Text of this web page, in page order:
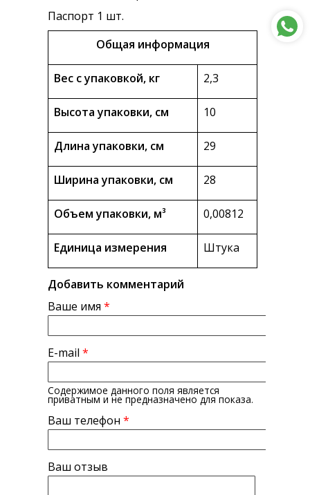
Паспорт 1 шт.
Общая информация
Вес с упаковкой, кг 2,3
Высота упаковки, см 10
Длина упаковки, см 29
Ширина упаковки, см 28
Объем упаковки, м³ 0,00812
Единица измерения Штука
Добавить комментарий
Ваше имя *
E-mail *
Содержимое данного поля является
приватным и не предназначено для показа.
Ваш телефон *
Ваш отзыв